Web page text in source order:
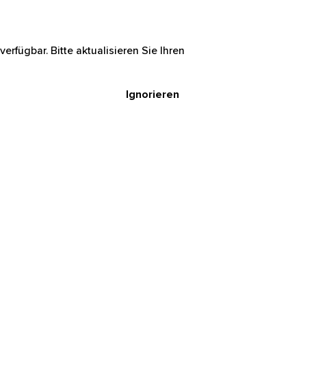
Bitte aktualisieren Sie Ihren
Ignorieren